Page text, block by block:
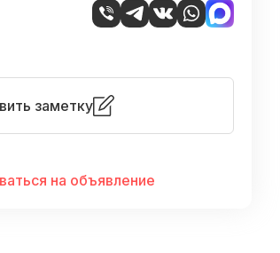
заметку
на объявление